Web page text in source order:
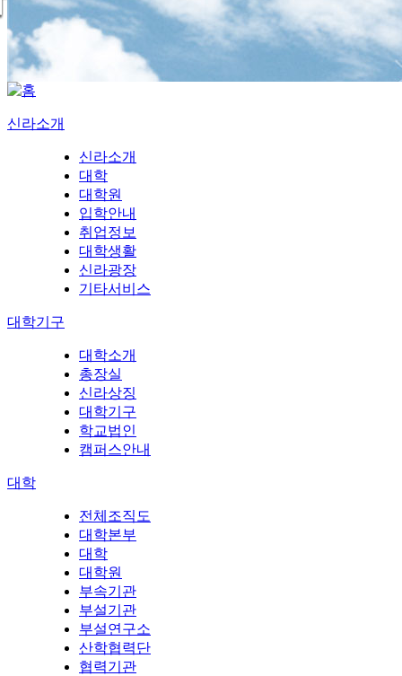
신라소개
신라소개
대학
대학원
입학안내
취업정보
대학생활
신라광장
기타서비스
대학기구
대학소개
총장실
신라상징
대학기구
학교법인
캠퍼스안내
대학
전체조직도
대학본부
대학
대학원
부속기관
부설기관
부설연구소
산학협력단
협력기관